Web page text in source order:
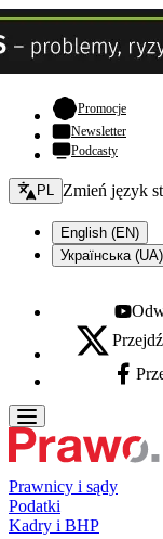
Promocje-
Newsletter
Podcasty
Zmień język - bieżący:
PL Zmień język
English (EN)
Українська (UA)
Youtube
X - otwiera się
Prawnicy i sądy
Podatki
Kadry i BHP